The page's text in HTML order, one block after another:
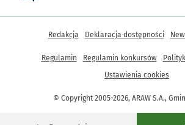
© Copyright 2005-2026, ARAW S.A.,
Inne informacje
Redakcja Deklaracja dostępności
Regulamin Regulamin konkursów
Ustawienia cookies